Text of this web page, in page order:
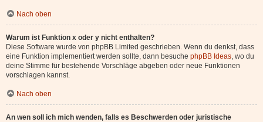
Nach oben
Warum ist Funktion x oder y nicht enthalten?
Diese Software wurde von phpBB Limited geschrieben. Wenn du denkst, dass
eine Funktion implementiert werden sollte, dann besuche phpBB Ideas, wo du
deine Stimme für bestehende Vorschläge abgeben oder neue Funktionen
vorschlagen kannst.
Nach oben
An wen soll ich mich wenden, falls es Beschwerden oder juristische